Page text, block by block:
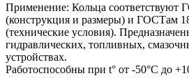
Применение: Кольца соответствуют
(конструкция и размеры) и ГОСТам
(технические условия).
гидравлических, топливных,
устройствах.
Работоспособны при t° от -50°С до